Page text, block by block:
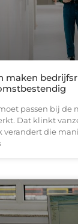
maken
passen bij de
Dat klinkt
verandert die